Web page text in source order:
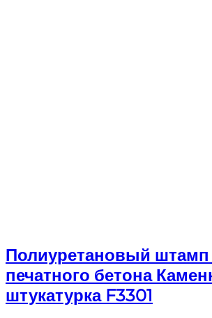
Полиуретановый штамп
печатного бетона
штукатурка F3301